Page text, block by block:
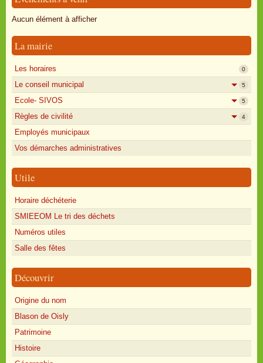
Oisly autrefois
Annonces
Aucun élément à afficher
La mairie
Les horaires 0
Le conseil municipal 5
Ecole- SIVOS 5
Règles de civilité 4
Employés municipaux
Vos démarches administratives
Utile
Horaire déchéterie
SMIEEOM Le tri des déchets
Numéros utiles
Salle des fêtes
Découvrir
Origine du nom
Blason de Oisly
Patrimoine
Histoire